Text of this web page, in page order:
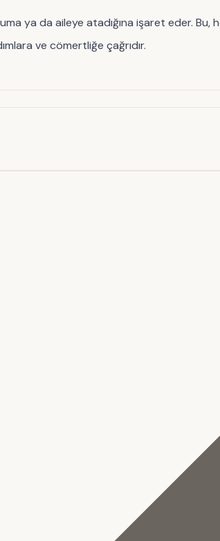
ya da aileye atadığına işaret eder.
ve cömertliğe çağrıdır.